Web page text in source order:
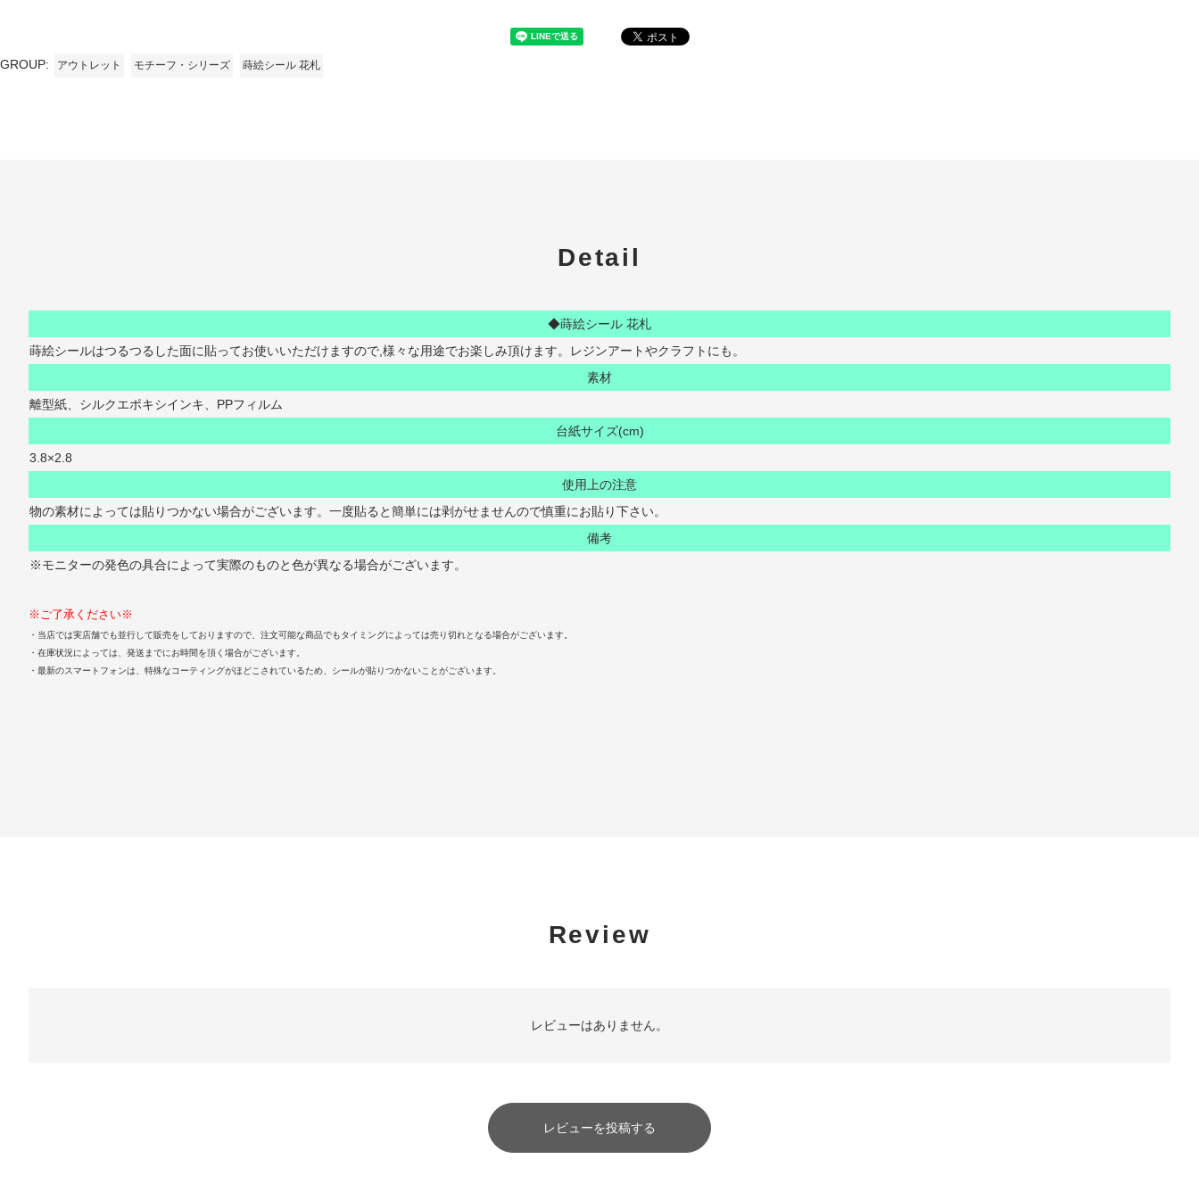
GROUP: アウトレット モチーフ・シリーズ 蒔絵シール 花札
Detail
◆蒔絵シール 花札
蒔絵シールはつるつるした面に貼ってお使いいただけますので,様々な用途でお楽しみ頂けます。レジンアートやクラフトにも。
素材
離型紙、シルクエポキシインキ、PPフィルム
台紙サイズ(cm)
3.8×2.8
使用上の注意
物の素材によっては貼りつかない場合がございます。一度貼ると簡単には剥がせませんので慎重にお貼り下さい。
備考
※モニターの発色の具合によって実際のものと色が異なる場合がございます。
※ご了承ください※
・当店では実店舗でも並行して販売をしておりますので、注文可能な商品でもタイミングによっては売り切れとなる場合がございます。
・在庫状況によっては、発送までにお時間を頂く場合がございます。
・最新のスマートフォンは、特殊なコーティングがほどこされているため、シールが貼りつかないことがございます。
Review
レビューはありません。
レビューを投稿する